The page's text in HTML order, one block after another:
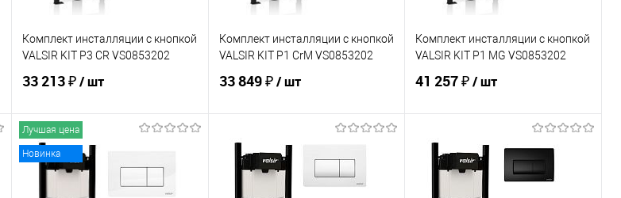
Комплект инсталляции с кнопкой
VALSIR KIT P3 CR VS0853202
33 213 ₽/ шт
В корзину
Купить в 1 клик
Сравнение
Комплект инсталляции с кнопкой
VALSIR KIT P1 CrM VS0853202
33 849 ₽/ шт
В корзину
Купить в 1 клик
Сравнение
Комплект инсталляции с кнопкой
VALSIR KIT P1 MG VS0853202
41 257 ₽/ шт
В корзину
Купить в 1 клик
Лучшая цена
Новинка